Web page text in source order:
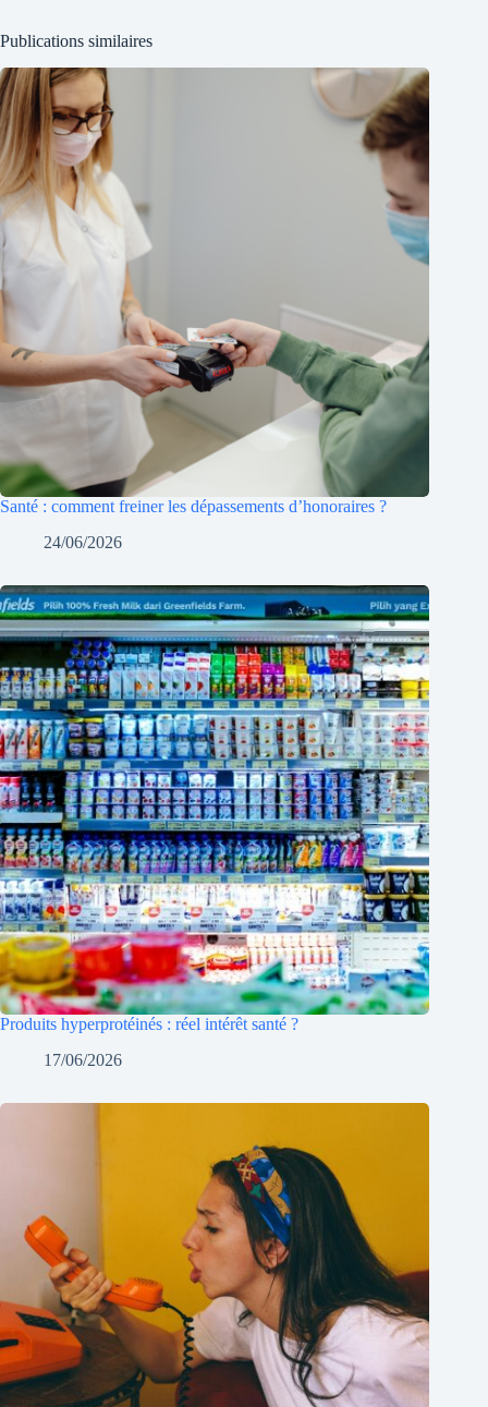
Publications similaires
Santé : comment freiner les dépassements d’honoraires ?
24/06/2026
Produits hyperprotéinés : réel intérêt santé ?
17/06/2026